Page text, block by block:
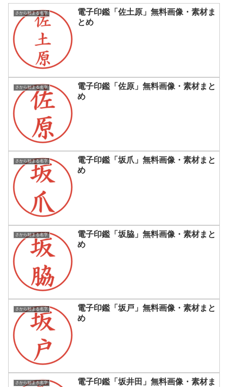
さから始まる名字
電子印鑑「佐土原」無料画像・素材ま
とめ
さから始まる名字
電子印鑑「佐原」無料画像・素材まと
め
さから始まる名字
電子印鑑「坂爪」無料画像・素材まと
め
さから始まる名字
電子印鑑「坂脇」無料画像・素材まと
め
さから始まる名字
電子印鑑「坂戸」無料画像・素材まと
め
さから始まる名字
電子印鑑「坂井田」無料画像・素材ま